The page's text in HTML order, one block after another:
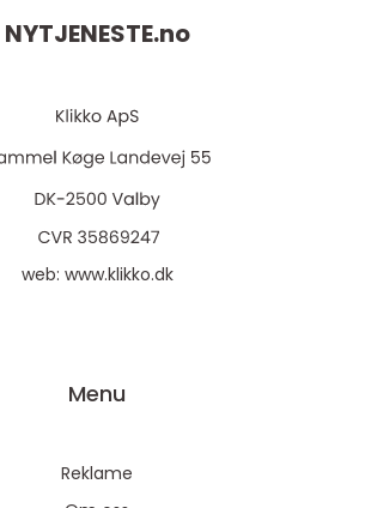
NYTJENESTE.no
web: www.klikko.dk
Menu
Reklame